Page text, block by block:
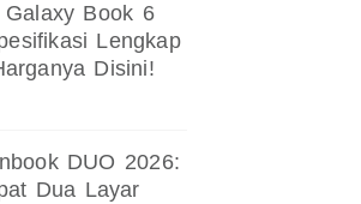
Book 6
Lengkap
Disini!
DUO 2026:
Dua Layar